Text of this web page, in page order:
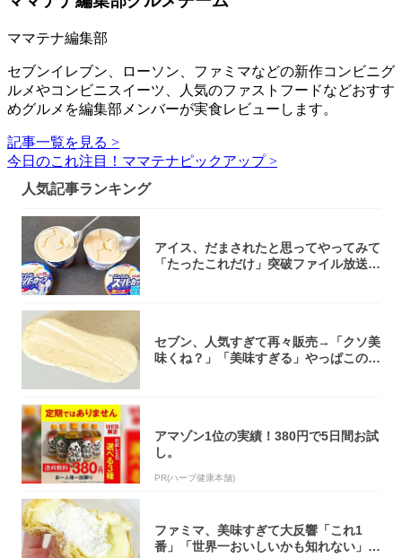
ママテナ編集部
セブンイレブン、ローソン、ファミマなどの新作コンビニグ
ルメやコンビニスイーツ、人気のファストフードなどおすす
めグルメを編集部メンバーが実食レビューします。
記事一覧を見る >
今日のこれ注目！ママテナピックアップ >
人気記事ランキング
アイス、だまされたと思ってやってみて
「たったこれだけ」突破ファイル放送で
セブン、人気すぎて再々販売→「クソ美
味くね？」「美味すぎる」やっぱこのク
アマゾン1位の実績！380円で5日間お試
し。
PR(ハーブ健康本舗)
ファミマ、美味すぎて大反響「これ1
番」「世界一おいしいかも知れない」